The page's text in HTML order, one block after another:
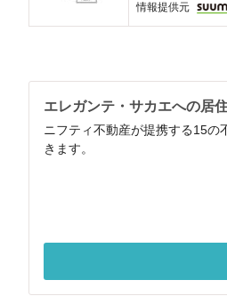
情報提供元
エレガンテ・サカエへの居
ニフティ不動産が提携する15の
きます。